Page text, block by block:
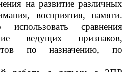
на развитие различных
восприятия, памяти.
сравнения
ведущих признаков,
по назначению, по